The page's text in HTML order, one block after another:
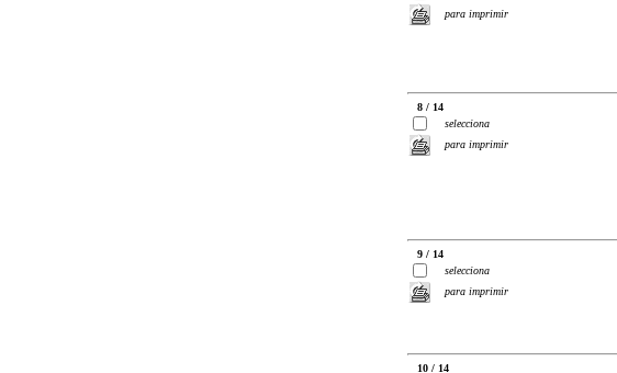
para imprimir
8 / 14
selecciona
para imprimir
9 / 14
selecciona
para imprimir
10 / 14